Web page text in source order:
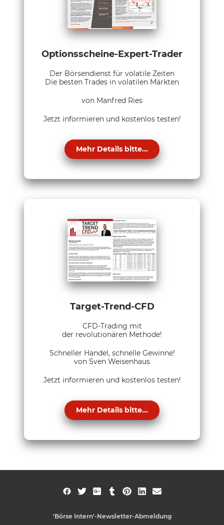
Optionsscheine-Expert-Trader
Der Börsendienst für volatile Zeiten
Die besten Trades in volatilen Märkten
von Manfred Ries
Jetzt informieren und kostenlos testen!
Mehr Details bitte...
Target-Trend-CFD
CFD-Trading mit
der revolutionären Methode!
Schneller Handel, schnelle Gewinne!
von Sven Weisenhaus
Jetzt informieren und kostenlos testen!
Mehr Details bitte...
'Börse Intern'-Newsletter-Abmeldung